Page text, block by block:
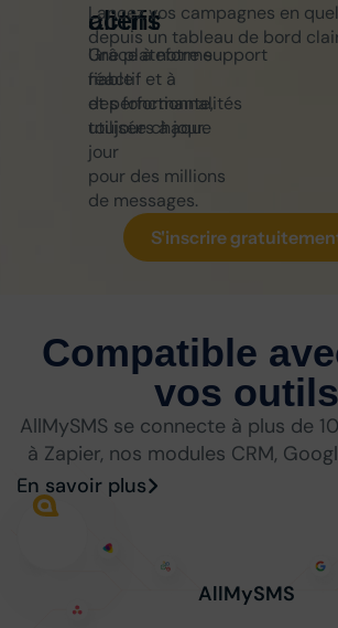
actifs
Une plateforme
fiable
et performante,
utilisée chaque
jour
pour des millions
de messages.
client
Grâce à notre support
réactif et à
des fonctionnalités
toujours à jour.
Lancez vos campagnes en
depuis un tableau de bord
S'inscrire
Compatible
vos outils
AllMySMS se connecte à plus de
à Zapier, nos modules CRM,
En savoir plus
AllMySMS